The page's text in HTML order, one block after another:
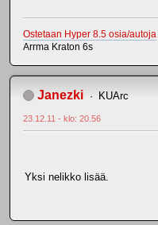
Ostetaan Hyper 8.5 osia/autoja
Arrma Kraton 6s
Janezki KUArc
23.12.11 - klo: 20.56
Yksi nelikko lisää.